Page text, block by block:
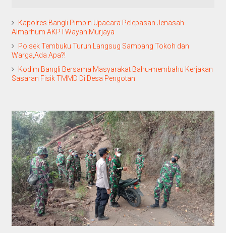
Kapolres Bangli Pimpin Upacara Pelepasan Jenasah
Almarhum AKP I Wayan Murjaya
Polsek Tembuku Turun Langsug Sambang Tokoh dan
Warga,Ada Apa?!
Kodim Bangli Bersama Masyarakat Bahu-membahu Kerjakan
Sasaran Fisik TMMD Di Desa Pengotan